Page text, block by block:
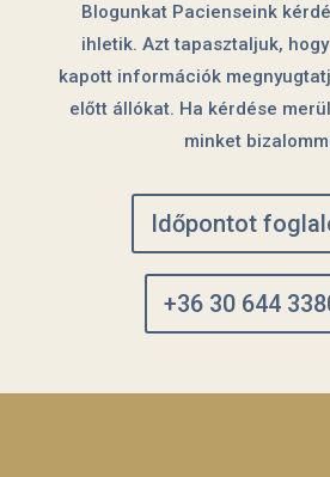
Blogunkat Pacienseink
ihletik. Azt tapasztaljuk,
kapott információk
előtt állókat. Ha kérdése
minket
Időpontot
+36 30 644